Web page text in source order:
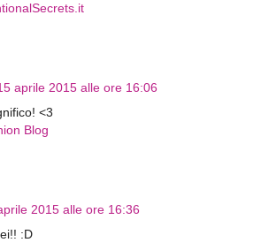
aprile 2015 alle ore 16:06
<3
Blog
2015 alle ore 16:36
:D